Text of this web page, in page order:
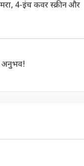
4-इंच कवर स्क्रीन और
अनुभव!